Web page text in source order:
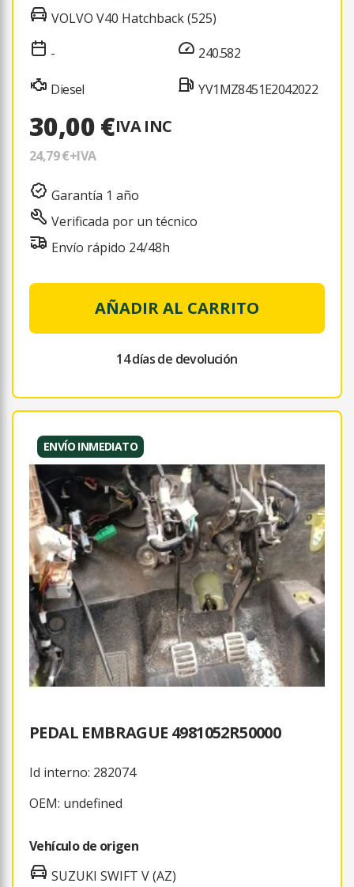
VOLVO V40 Hatchback (525)
-
Diesel
240.582
YV1MZ8451E2042022
30,00 €IVA INC
24,79 €+IVA
Garantía 1 año
Verificada por un técnico
Envío rápido 24/48h
AÑADIR AL CARRITO
14 días de devolución
ENVÍO INMEDIATO
PEDAL EMBRAGUE 4981052R50000
Id interno: 282074
OEM: undefined
Vehículo de origen
SUZUKI SWIFT V (AZ)